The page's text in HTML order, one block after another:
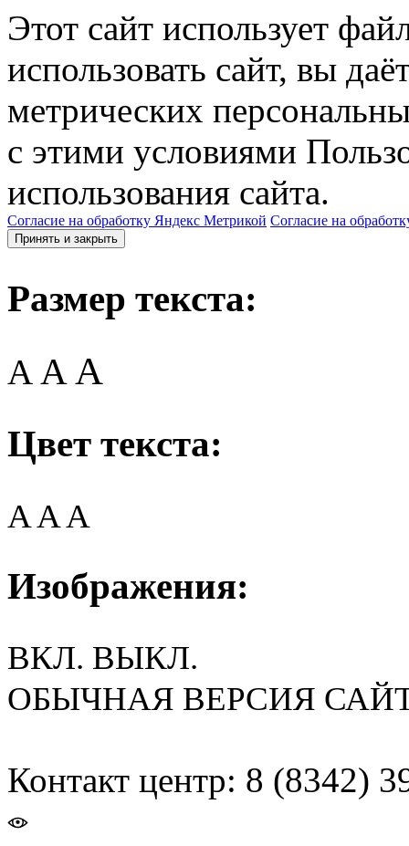
Этот сайт использует
использовать сайт, вы
метрических
с этими условиями
использования сайта.
Согласие на обработку Яндекс Метрикой Согласие на
Принять и закрыть
Размер текста:
A AA
Цвет текста:
AAA
Изображения:
ВКЛ. ВЫКЛ.
ОБЫЧНАЯ ВЕРСИЯ
Контакт центр: 8 (8342)